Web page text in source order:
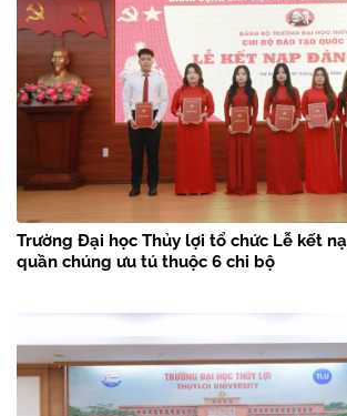
Trường Đại học Thủy lợi tổ chức Lễ kết
quần chúng ưu tú thuộc 6 chi bộ